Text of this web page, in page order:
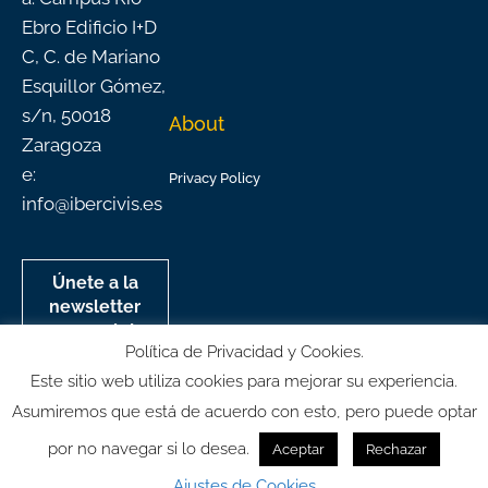
Ebro Edificio I+D
C, C. de Mariano
Esquillor Gómez,
s/n, 50018
Zaragoza
e:
info@ibercivis.es
Únete a la
newsletter
mensual de
Ibercivis
About
Privacy Policy
© All rights reserved
Política de Privacidad y Cookies.
Este sitio web utiliza cookies para mejorar su experiencia.
Asumiremos que está de acuerdo con esto, pero puede optar
por no navegar si lo desea.
Aceptar Rechazar